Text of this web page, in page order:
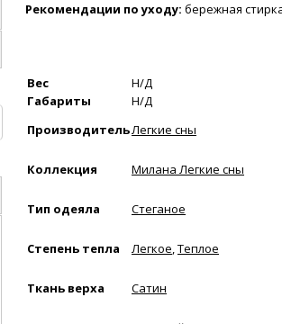
Рекомендации по уходу: бережная
Вес
Н/Д
Габариты
Н/Д
ПроизводительЛегкие сны
Коллекция Милана Легкие сны
Тип одеяла Стеганое
Степень тепла Легкое,Теплое
Ткань верха Сатин